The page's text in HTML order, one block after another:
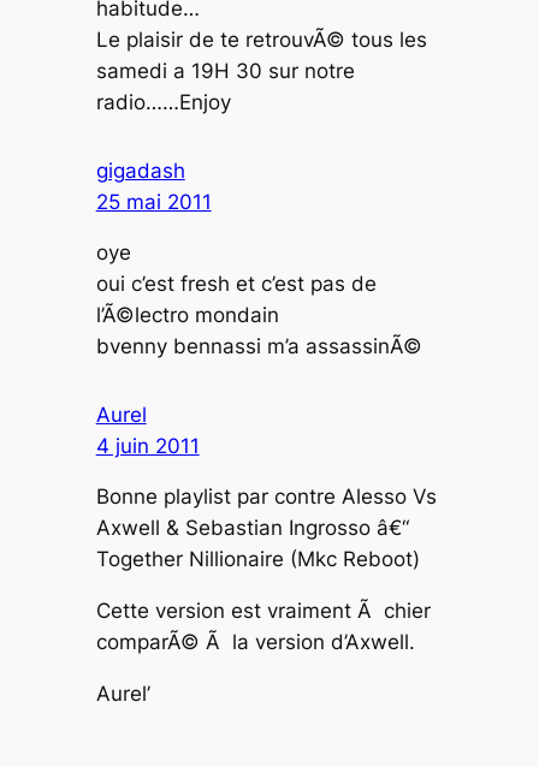
habitude…
Le plaisir de te retrouvÃ© tous les
samedi a 19H 30 sur notre
radio……Enjoy
gigadash
25 mai 2011
oye
oui c’est fresh et c’est pas de
l’Ã©lectro mondain
bvenny bennassi m’a assassinÃ©
Aurel
4 juin 2011
Bonne playlist par contre Alesso Vs
Axwell & Sebastian Ingrosso â€“
Together Nillionaire (Mkc Reboot)
Cette version est vraiment Ã chier
comparÃ© Ã la version d’Axwell.
Aurel’